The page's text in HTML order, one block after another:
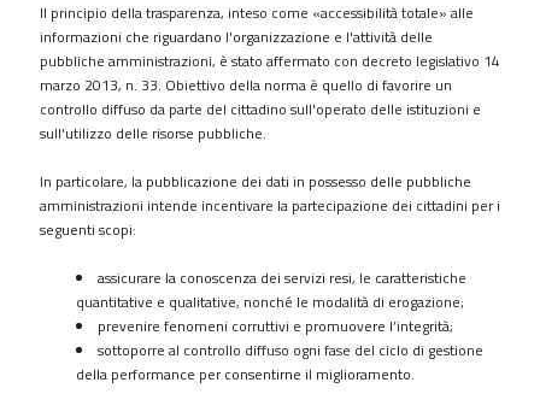
Enti
controllati
Attività
e
procedimenti
Controlli
sulle
contratti
Il principio della trasparenza, inteso come «accessibilità totale» alle
informazioni che riguardano l'organizzazione e l'attività delle
pubbliche amministrazioni, è stato affermato con decreto legislativo 14
marzo 2013, n. 33. Obiettivo della norma è quello di favorire un
controllo diffuso da parte del cittadino sull'operato delle istituzioni e
sull'utilizzo delle risorse pubbliche.
In particolare, la pubblicazione dei dati in possesso delle pubbliche
amministrazioni intende incentivare la partecipazione dei cittadini per i
seguenti scopi:
assicurare la conoscenza dei servizi resi, le caratteristiche
quantitative e qualitative, nonché le modalità di erogazione;
prevenire fenomeni corruttivi e promuovere l’integrità;
sottoporre al controllo diffuso ogni fase del ciclo di gestione
della performance per consentirne il miglioramento.